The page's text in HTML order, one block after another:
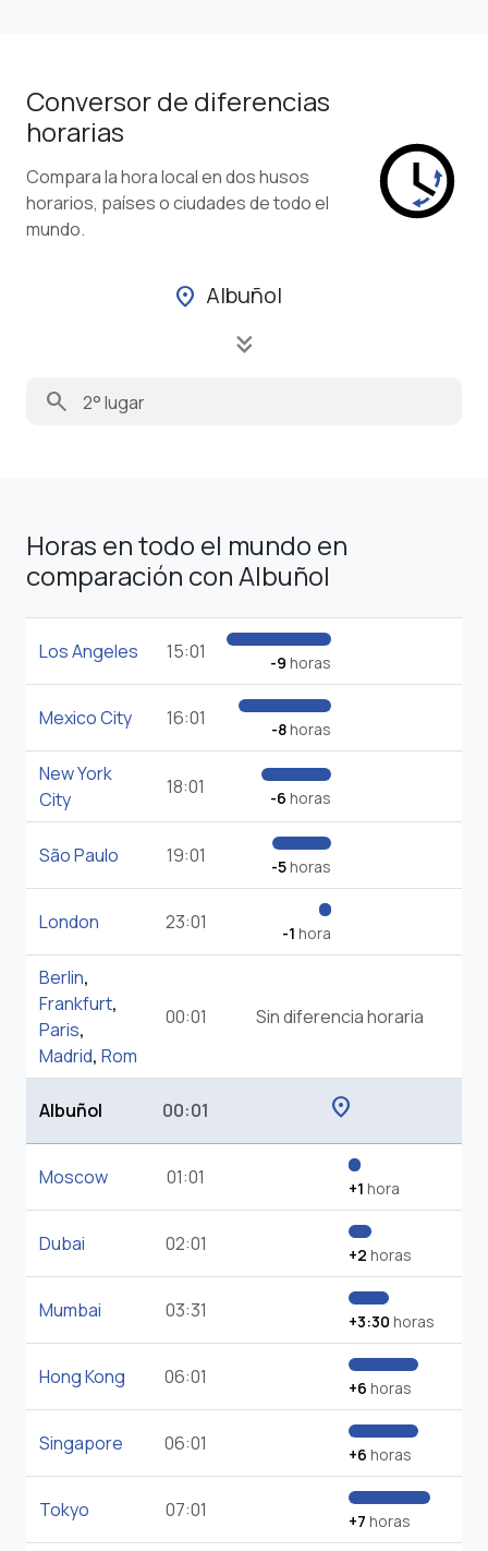
Conversor de diferencias
horarias
Compara la hora local en dos husos
horarios, países o ciudades de todo el
mundo.
location_on Albuñol
keyboard_double_arrow_down
search
Horas en todo el mundo en
comparación con Albuñol
Los Angeles 15:01 -9 horas
Mexico City 16:01 -8horas
New York
City
18:01 -6 horas
São Paulo 19:01 -5horas
London 23:01 -1 hora
Berlin,
Frankfurt,
Paris,
Madrid, Rom
00:01 Sin diferencia horaria
Albuñol 00:01 location_on
Moscow 01:01 +1 hora
Dubai 02:01 +2 horas
Mumbai 03:31 +3:30 horas
Hong Kong 06:01 +6 horas
Singapore 06:01 +6 horas
Tokyo 07:01 +7 horas